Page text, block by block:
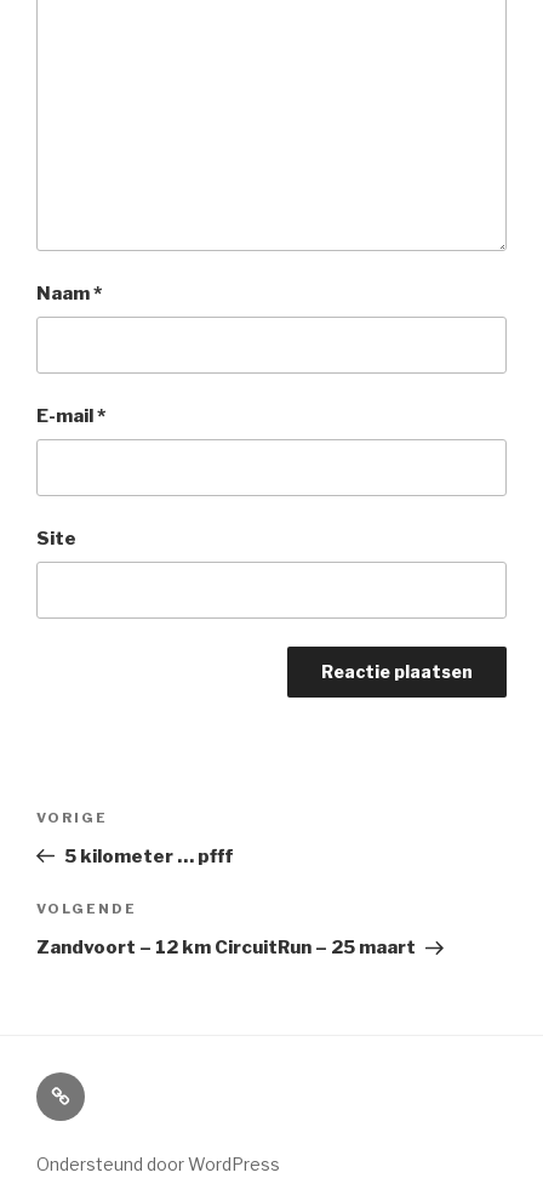
Naam*
E-mail*
Site
Vorig
bericht
VORIGE
5 kilometer … pfff
Volgend
Bericht
VOLGENDE
Zandvoort – 12 km CircuitRun – 25 maart
Home
Ondersteund door WordPress